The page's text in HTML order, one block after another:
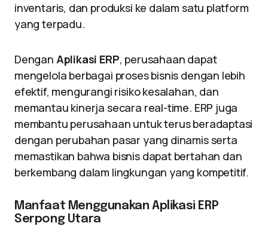
inventaris, dan produksi ke dalam satu platform
yang terpadu.
Dengan Aplikasi ERP, perusahaan dapat
mengelola berbagai proses bisnis dengan lebih
efektif, mengurangi risiko kesalahan, dan
memantau kinerja secara real-time. ERP juga
membantu perusahaan untuk terus beradaptasi
dengan perubahan pasar yang dinamis serta
memastikan bahwa bisnis dapat bertahan dan
berkembang dalam lingkungan yang kompetitif.
Manfaat Menggunakan Aplikasi ERP
Serpong Utara